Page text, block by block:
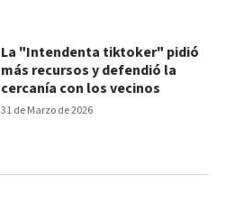
31 de Marzo de 2026
La "Intendenta tiktoker" pidió
más recursos y defendió la
cercanía con los vecinos